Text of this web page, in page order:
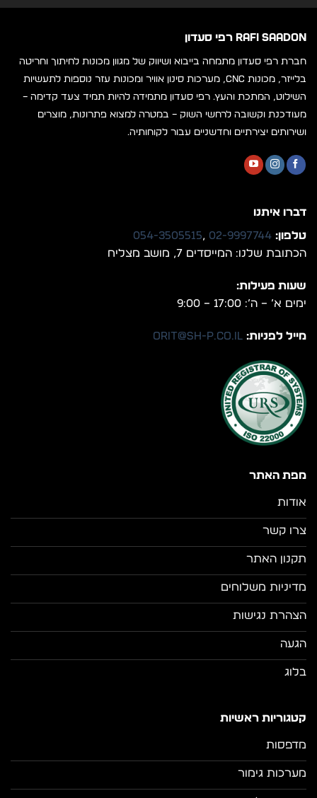
RAFI SAADON רפי סעדון
חברת רפי סעדון מתמחה בייבוא ושיווק של מגוון מכונות לחיתוך וחריטה
בלייזר, מכונות CNC, מערכות סינון אוויר ומכונות עזר נוספות לתעשיות
השילוט, המתכת והעץ. רפי סעדון מתמידה להיות תמיד צעד קדימה –
מעודכנת וקשובה לרחשי השוק – במטרה למצוא פתרונות, מוצרים
ושירותים יצירתיים וחדשניים עבור לקוחותיה.
מפת האתר
אודות
צרו קשר
תקנון האתר
מדיניות משלוחים
הצהרת נגישות
הגעה
בלוג
קטגוריות ראשיות
מדפסות
מערכות גימור
דברו איתנו
טלפון: 02-9997744
,
054-3505515
הכתובת שלנו: המייסדים 7, מושב מצליח
שעות פעילות:
ימים א’ – ה’: 17:00 – 9:00
מייל לפניות: orit@sh-p.co.il